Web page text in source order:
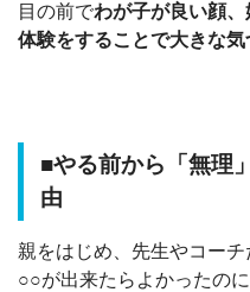
目の前でわが子が良い顔
体験をすることで大きな気
■やる前から「無理
由
親をはじめ、先生やコーチ
○○が出来たらよかったの